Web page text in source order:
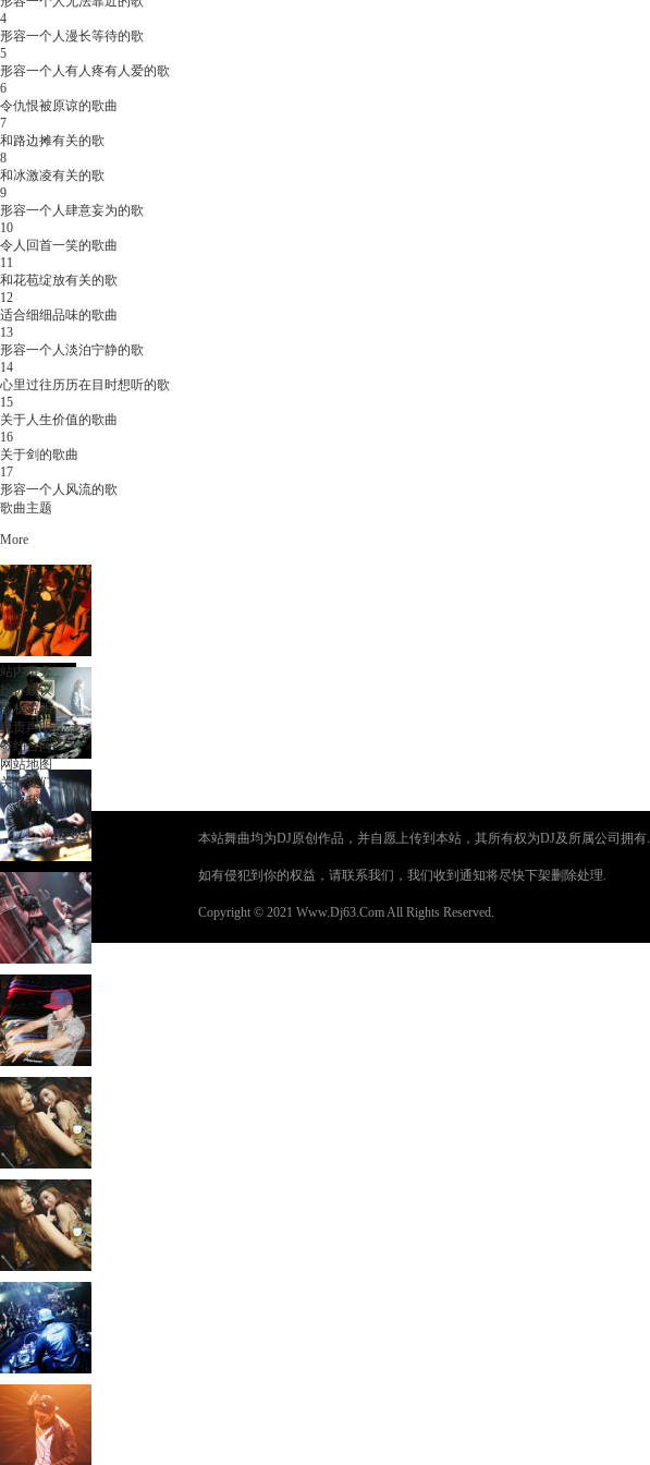
4
形容一个人漫长等待的歌
5
形容一个人有人疼有人爱的歌
6
令仇恨被原谅的歌曲
7
和路边摊有关的歌
8
和冰激凌有关的歌
9
形容一个人肆意妄为的歌
10
令人回首一笑的歌曲
11
和花苞绽放有关的歌
12
适合细细品味的歌曲
13
形容一个人淡泊宁静的歌
14
心里过往历历在目时想听的歌
15
关于人生价值的歌曲
16
关于剑的歌曲
17
形容一个人风流的歌
歌曲主题
More
站内事务
投诉建议
版权说明
免责声明
签约合同
网站地图
关于我们
联系我们
本站舞曲均为DJ原创作品，并自愿上传到本站，其所有权为DJ及所属公司拥有.
如有侵犯到你的权益，请联系我们，我们收到通知将尽快下架删除处理.
Copyright © 2021 Www.Dj63.Com All Rights Reserved.